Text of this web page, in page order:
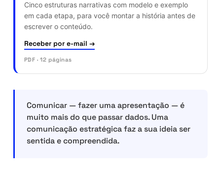
Cinco estruturas narrativas com modelo e exemplo
em cada etapa, para você montar a história antes de
escrever o conteúdo.
Receber por e-mail →
PDF · 12 páginas
Comunicar — fazer uma apresentação — é
muito mais do que passar dados. Uma
comunicação estratégica faz a sua ideia ser
sentida e compreendida.